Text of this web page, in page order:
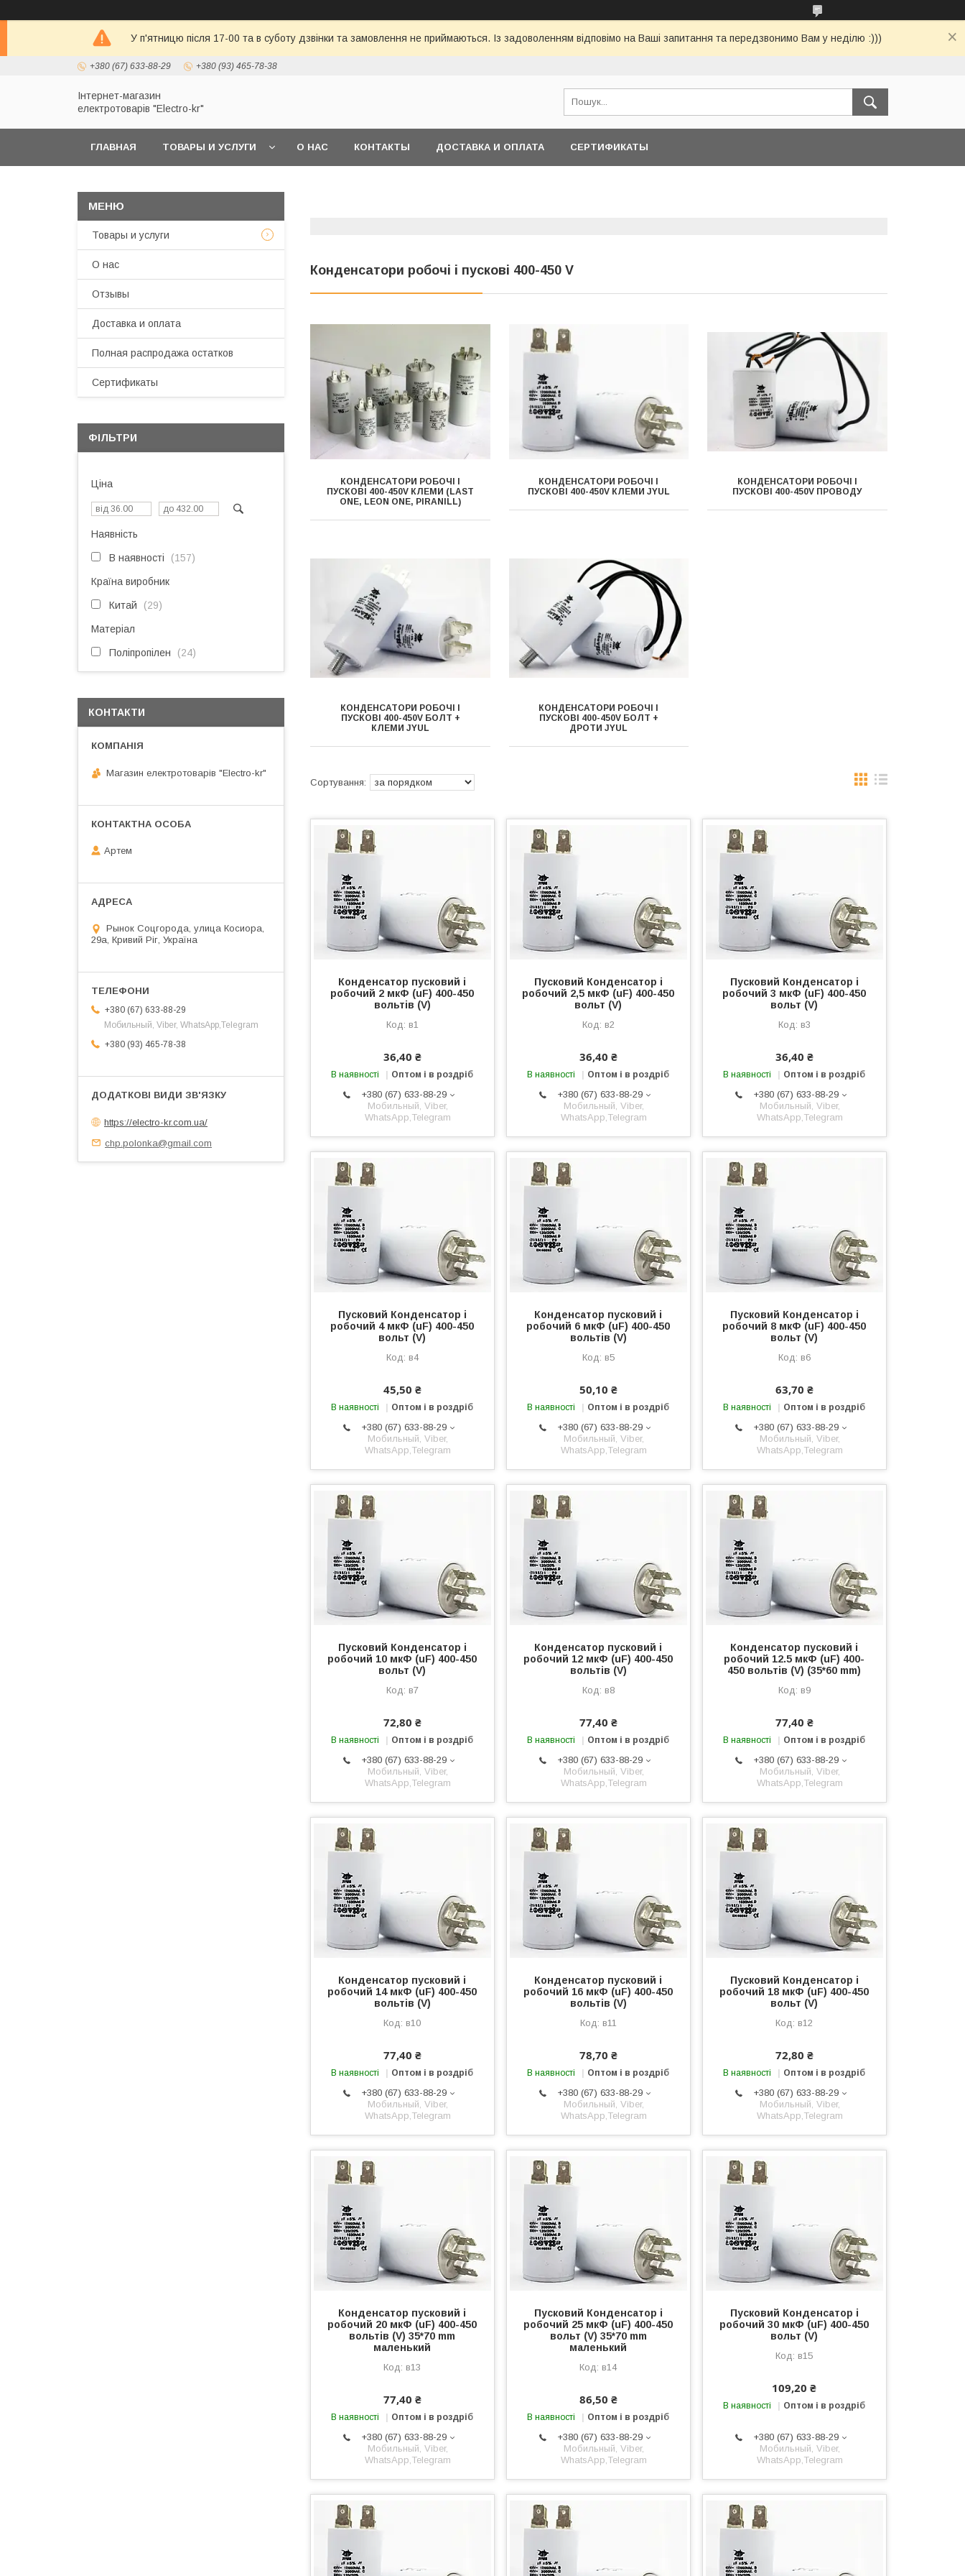
У п'ятницю після 17-00 та в суботу дзвінки та замовлення не приймаються. Із задоволенням відповімо на Ваші запитання та передзвонимо Вам у неділю :)))
+380 (67) 633-88-29 +380 (93) 465-78-38
Інтернет-магазин
електротоварів "Electro-kr"
ГЛАВНАЯ ТОВАРЫ И УСЛУГИ О НАС КОНТАКТЫ ДОСТАВКА И ОПЛАТА СЕРТИФИКАТЫ
Конденсатори робочі і пускові 400-450 V
КОНДЕНСАТОРИ РОБОЧІ І
ПУСКОВІ 400-450V КЛЕМИ (LAST
ONE, LEON ONE, PIRANILL)
КОНДЕНСАТОРИ РОБОЧІ І
ПУСКОВІ 400-450V КЛЕМИ JYUL
КОНДЕНСАТОРИ РОБОЧІ І
ПУСКОВІ 400-450V ПРОВОДУ
КОНДЕНСАТОРИ РОБОЧІ І
ПУСКОВІ 400-450V БОЛТ +
КЛЕМИ JYUL
КОНДЕНСАТОРИ РОБОЧІ І
ПУСКОВІ 400-450V БОЛТ +
ДРОТИ JYUL
Конденсатор пусковий і
робочий 2 мкФ (uF) 400-450
вольтів (V)
в1
36,40 ₴
В наявності Оптом і в роздріб
+380 (67) 633-88-29
Мобильный, Viber,
WhatsApp,Telegram
Пусковий Конденсатор і
робочий 2,5 мкФ (uF) 400-450
вольт (V)
в2
36,40 ₴
В наявності Оптом і в роздріб
+380 (67) 633-88-29
Мобильный, Viber,
WhatsApp,Telegram
Пусковий Конденсатор і
робочий 3 мкФ (uF) 400-450
вольт (V)
в3
36,40 ₴
В наявності Оптом і в роздріб
+380 (67) 633-88-29
Мобильный, Viber,
WhatsApp,Telegram
Пусковий Конденсатор і
робочий 4 мкФ (uF) 400-450
вольт (V)
в4
45,50 ₴
В наявності Оптом і в роздріб
+380 (67) 633-88-29
Мобильный, Viber,
WhatsApp,Telegram
Конденсатор пусковий і
робочий 6 мкФ (uF) 400-450
вольтів (V)
в5
50,10 ₴
В наявності Оптом і в роздріб
+380 (67) 633-88-29
Мобильный, Viber,
WhatsApp,Telegram
Пусковий Конденсатор і
робочий 8 мкФ (uF) 400-450
вольт (V)
в6
63,70 ₴
В наявності Оптом і в роздріб
+380 (67) 633-88-29
Мобильный, Viber,
WhatsApp,Telegram
Пусковий Конденсатор і
робочий 10 мкФ (uF) 400-450
вольт (V)
в7
72,80 ₴
В наявності Оптом і в роздріб
+380 (67) 633-88-29
Мобильный, Viber,
WhatsApp,Telegram
Конденсатор пусковий і
робочий 12 мкФ (uF) 400-450
вольтів (V)
в8
77,40 ₴
В наявності Оптом і в роздріб
+380 (67) 633-88-29
Мобильный, Viber,
WhatsApp,Telegram
Конденсатор пусковий і
робочий 12.5 мкФ (uF) 400-
450 вольтів (V) (35*60 mm)
в9
77,40 ₴
В наявності Оптом і в роздріб
+380 (67) 633-88-29
Мобильный, Viber,
WhatsApp,Telegram
Конденсатор пусковий і
робочий 14 мкФ (uF) 400-450
вольтів (V)
в10
77,40 ₴
В наявності Оптом і в роздріб
+380 (67) 633-88-29
Мобильный, Viber,
WhatsApp,Telegram
Конденсатор пусковий і
робочий 16 мкФ (uF) 400-450
вольтів (V)
в11
78,70 ₴
В наявності Оптом і в роздріб
+380 (67) 633-88-29
Мобильный, Viber,
WhatsApp,Telegram
Пусковий Конденсатор і
робочий 18 мкФ (uF) 400-450
вольт (V)
в12
72,80 ₴
В наявності Оптом і в роздріб
+380 (67) 633-88-29
Мобильный, Viber,
WhatsApp,Telegram
Конденсатор пусковий і
робочий 20 мкФ (uF) 400-450
вольтів (V) 35*70 mm
маленький
в13
77,40 ₴
В наявності Оптом і в роздріб
+380 (67) 633-88-29
Мобильный, Viber,
WhatsApp,Telegram
Пусковий Конденсатор і
робочий 25 мкФ (uF) 400-450
вольт (V) 35*70 mm
маленький
в14
86,50 ₴
В наявності Оптом і в роздріб
+380 (67) 633-88-29
Мобильный, Viber,
WhatsApp,Telegram
Пусковий Конденсатор і
робочий 30 мкФ (uF) 400-450
вольт (V)
в15
109,20 ₴
В наявності Оптом і в роздріб
+380 (67) 633-88-29
Мобильный, Viber,
WhatsApp,Telegram
Товары и услуги
О нас
Отзывы
Доставка и оплата
Полная распродажа остатков
Сертификаты
ФІЛЬТРИ
Ціна
Наявність
В наявності 157
Країна виробник
Китай 29
Матеріал
Поліпропілен 24
КОНТАКТИ
Магазин електротоварів "Electro-kr"
Артем
Рынок Соцгорода, улица Косиора,
29а, Кривий Ріг, Україна
+380 (67) 633-88-29
Мобильный, Viber, WhatsApp,Telegram
+380 (93) 465-78-38
https://electro-kr.com.ua/
chp.polonka@gmail.com